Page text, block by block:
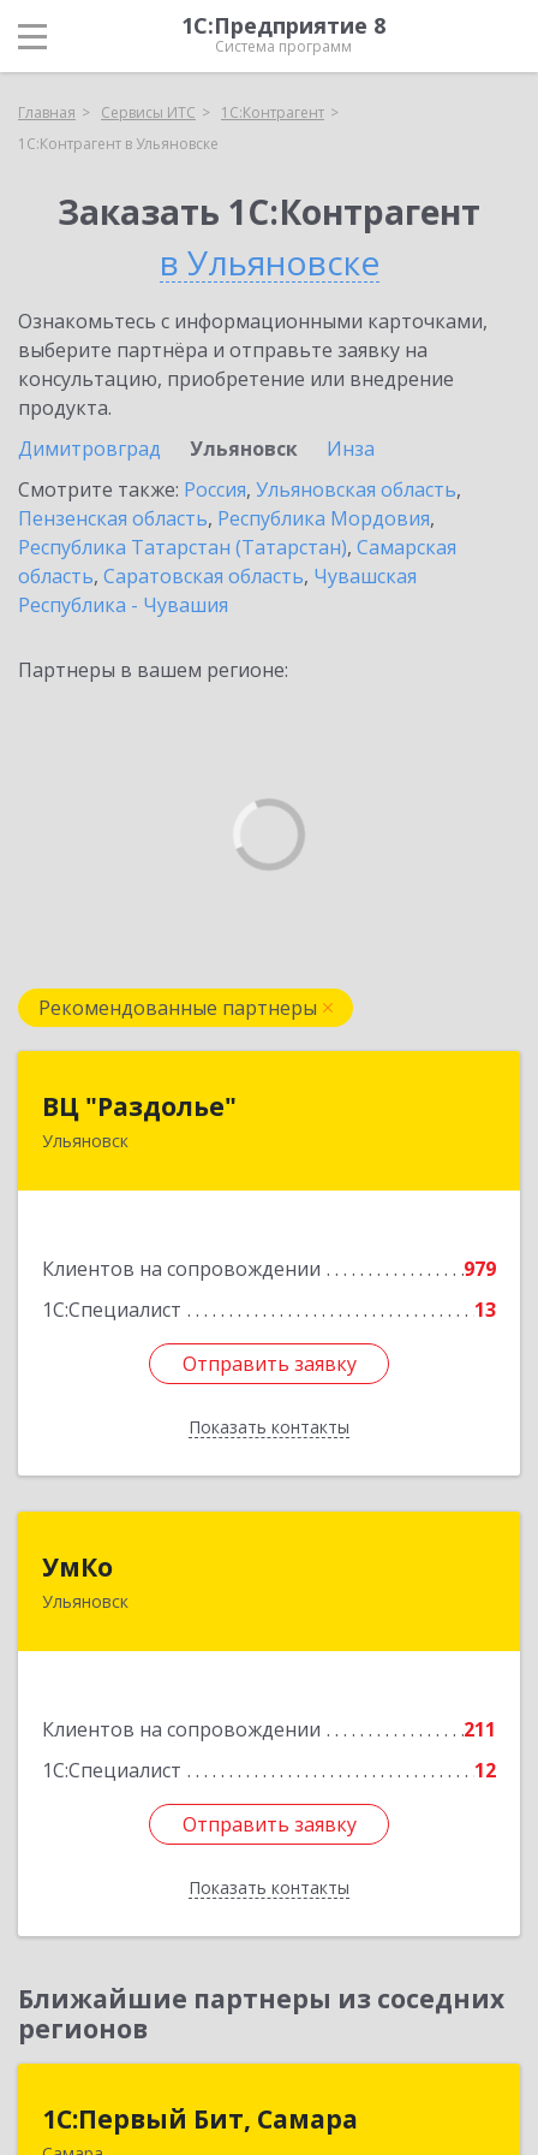
1С:Предприятие 8
Система программ
Главная Сервисы ИТС
1С:Контрагент
1С:Контрагент в Ульяновске
Заказать 1С:Контрагент
в Ульяновске
Ознакомьтесь с информационными карточками,
выберите партнёра и отправьте заявку на
консультацию, приобретение или внедрение
продукта.
Димитровград
Ульяновск
Инза
Смотрите также: Россия, Ульяновская область,
Пензенская область, Республика Мордовия,
Республика Татарстан (Татарстан), Самарская
область, Саратовская область, Чувашская
Республика - Чувашия
Партнеры в вашем регионе:
Рекомендованные партнеры
ВЦ "Раздолье"
Ульяновск
Клиентов на сопровождении
979
1С:Специалист
13
Отправить заявку
Показать контакты
432001, Ульяновская обл, Ульяновск г, Марата
Отправить заявку
Назад
УмКо
Ульяновск
Клиентов на сопровождении
211
1С:Специалист
12
Отправить заявку
Показать контакты
Отправить заявку
Назад
Ближайшие партнеры из соседних
регионов
1С:Первый Бит, Самара
1С:Первый Бит, Самара